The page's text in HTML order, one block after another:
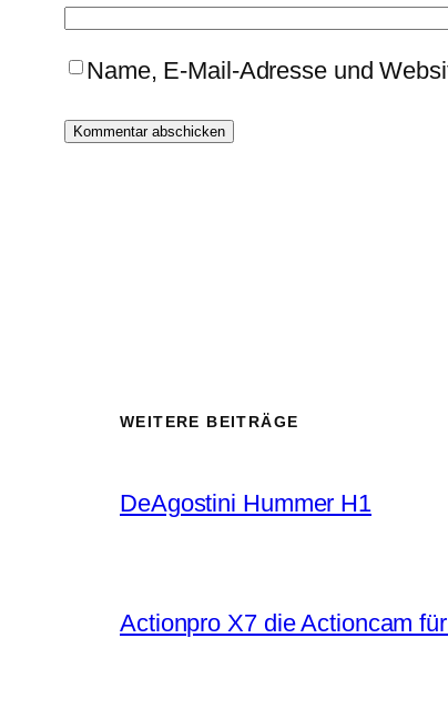
Name, E-Mail-Adresse und
WEITERE BEITRÄGE
DeAgostini Hummer H1
Actionpro X7 die Actioncam